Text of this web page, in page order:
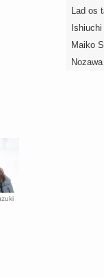
Lad os
Maiko